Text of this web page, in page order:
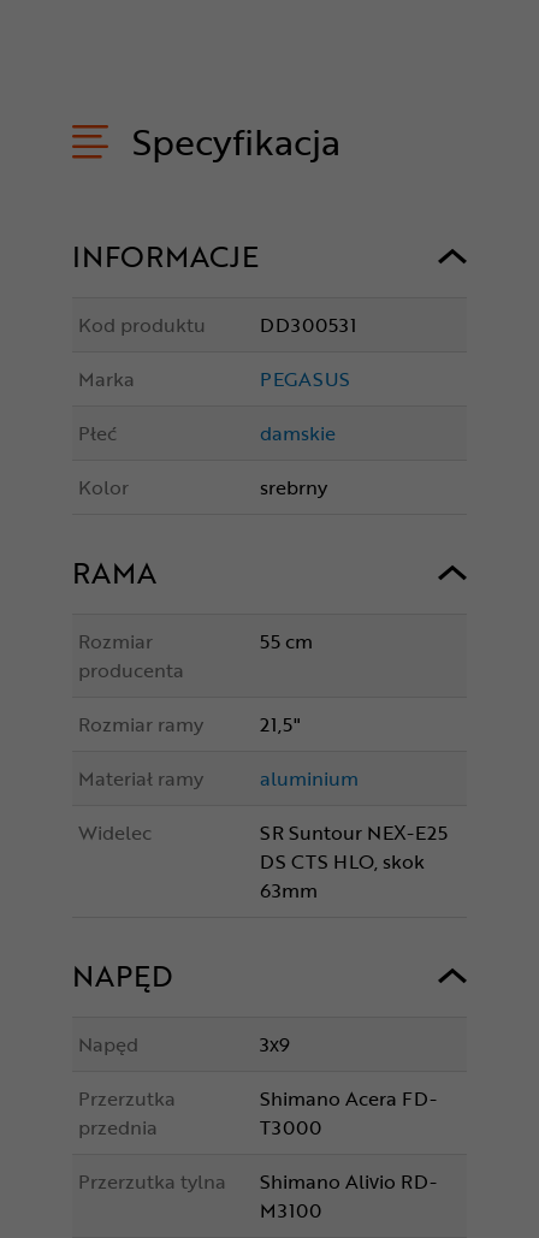
Specyfikacja
INFORMACJE
Kod produktu
DD300531
Marka
PEGASUS
Płeć
damskie
Kolor
srebrny
RAMA
Rozmiar
producenta
55 cm
Rozmiar ramy
21,5"
Materiał ramy
aluminium
Widelec
SR Suntour NEX-E25
DS CTS HLO, skok
63mm
NAPĘD
Napęd
3x9
Przerzutka
przednia
Shimano Acera FD-
T3000
Przerzutka tylna
Shimano Alivio RD-
M3100